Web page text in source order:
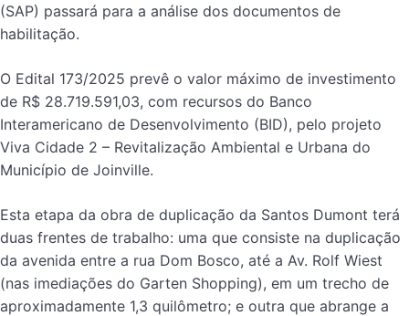
(SAP) passará para a análise dos documentos de
habilitação.
O Edital 173/2025 prevê o valor máximo de investimento
de R$ 28.719.591,03, com recursos do Banco
Interamericano de Desenvolvimento (BID), pelo projeto
Viva Cidade 2 – Revitalização Ambiental e Urbana do
Município de Joinville.
Esta etapa da obra de duplicação da Santos Dumont terá
duas frentes de trabalho: uma que consiste na duplicação
da avenida entre a rua Dom Bosco, até a Av. Rolf Wiest
(nas imediações do Garten Shopping), em um trecho de
aproximadamente 1,3 quilômetro; e outra que abrange a